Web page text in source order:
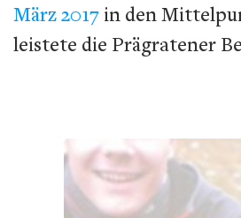
März 2017 in den
leistete die Prägratener